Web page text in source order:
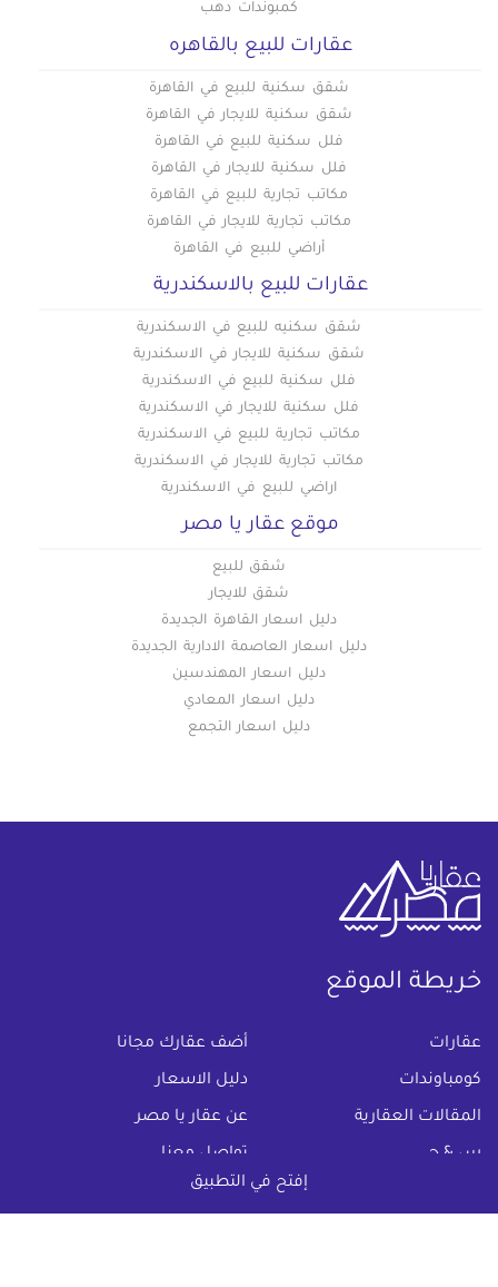
إفتح في التطبيق
كمبوندات دهب
عقارات للبيع بالقاهره
شقق سكنية للبيع في القاهرة
شقق سكنية للايجار في القاهرة
فلل سكنية للبيع في القاهرة
فلل سكنية للايجار في القاهرة
مكاتب تجارية للبيع في القاهرة
مكاتب تجارية للايجار في القاهرة
أراضي للبيع في القاهرة
عقارات للبيع بالاسكندرية
شقق سكنيه للبيع في الاسكندرية
شقق سكنية للايجار في الاسكندرية
فلل سكنية للبيع في الاسكندرية
فلل سكنية للايجار في الاسكندرية
مكاتب تجارية للبيع في الاسكندرية
مكاتب تجارية للايجار في الاسكندرية
اراضي للبيع في الاسكندرية
موقع عقار يا مصر
شقق للبيع
شقق للايجار
دليل اسعار القاهرة الجديدة
دليل اسعار العاصمة الادارية الجديدة
دليل اسعار المهندسين
دليل اسعار المعادي
دليل اسعار التجمع
خريطة الموقع
عقارات أضف عقارك مجانا
كومباوندات دليل الاسعار
المقالات العقارية عن عقار يا مصر
س & ج تواصل معنا